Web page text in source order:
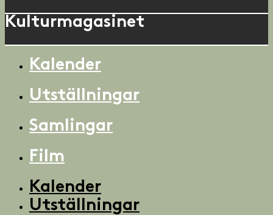
Kulturmagasinet
Kalender
Utställningar
Samlingar
Film
Kalender
Utställningar